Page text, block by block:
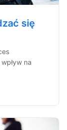
się
na